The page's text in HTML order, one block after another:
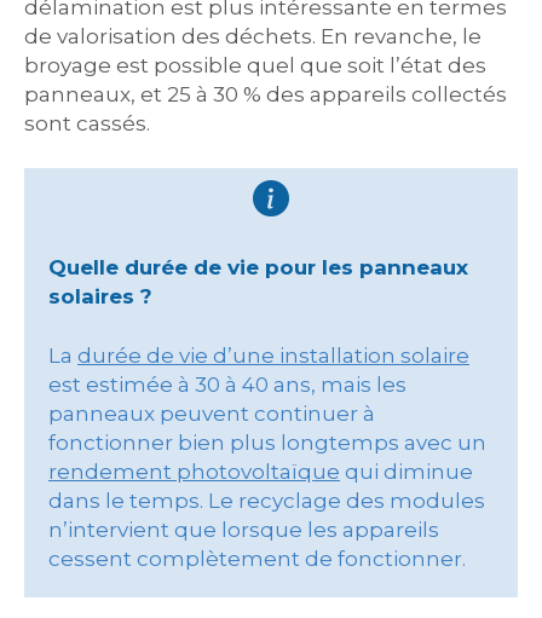
délamination est plus intéressante en termes
de valorisation des déchets. En revanche, le
broyage est possible quel que soit l’état des
panneaux, et 25 à 30 % des appareils collectés
sont cassés.
Quelle durée de vie pour les panneaux
solaires ?
La durée de vie d’une installation solaire
est estimée à 30 à 40 ans, mais les
panneaux peuvent continuer à
fonctionner bien plus longtemps avec un
rendement photovoltaïque qui diminue
dans le temps. Le recyclage des modules
n’intervient que lorsque les appareils
cessent complètement de fonctionner.